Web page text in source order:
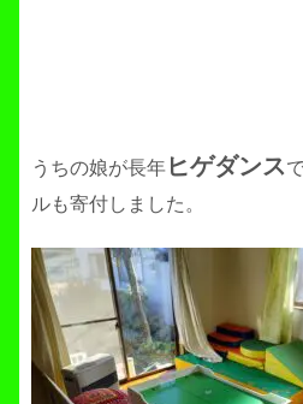
うちの娘が長年 ヒゲダンス
ルも寄付しました。